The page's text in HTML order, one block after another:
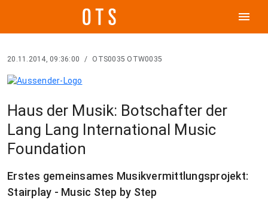
menu
20.11.2014, 09:36:00 / OTS0035 OTW0035
Haus der Musik: Botschafter der
Lang Lang International Music
Foundation
Erstes gemeinsames Musikvermittlungsprojekt:
Stairplay - Music Step by Step